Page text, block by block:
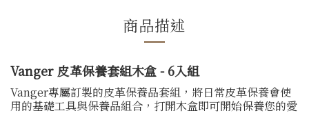
商品描述
Vanger 皮革保養套組木盒 - 6入組
Vanger專屬訂製的皮革保養品套組，將日常皮革保養會使
用的基礎工具與保養品組合，打開木盒即可開始保養您的愛